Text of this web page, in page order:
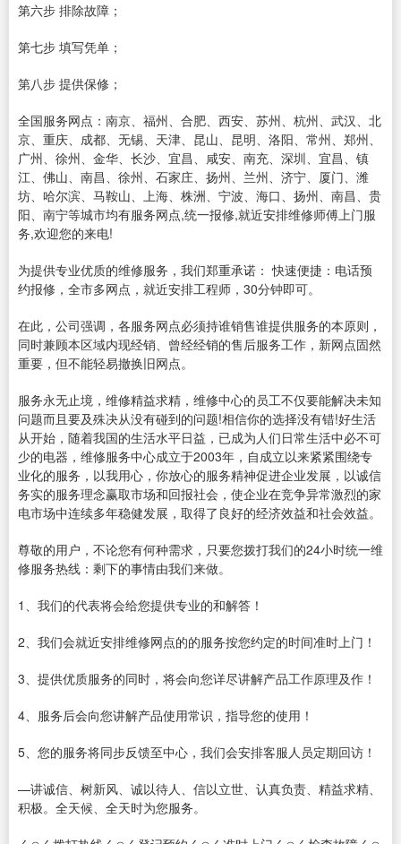
第六步 排除故障；
第七步 填写凭单；
第八步 提供保修；
全国服务网点：南京、福州、合肥、西安、苏州、杭州、武汉、北
京、重庆、成都、无锡、天津、昆山、昆明、洛阳、常州、郑州、
广州、徐州、金华、长沙、宜昌、咸安、南充、深圳、宜昌、镇
江、佛山、南昌、徐州、石家庄、扬州、兰州、济宁、厦门、潍
坊、哈尔滨、马鞍山、上海、株洲、宁波、海口、扬州、南昌、贵
阳、南宁等城市均有服务网点,统一报修,就近安排维修师傅上门服
务,欢迎您的来电!
为提供专业优质的维修服务，我们郑重承诺： 快速便捷：电话预
约报修，全市多网点，就近安排工程师，30分钟即可。
在此，公司强调，各服务网点必须持谁销售谁提供服务的本原则，
同时兼顾本区域内现经销、曾经经销的售后服务工作，新网点固然
重要，但不能轻易撤换旧网点。
服务永无止境，维修精益求精，维修中心的员工不仅要能解决未知
问题而且要及殊决从没有碰到的问题!相信你的选择没有错!好生活
从开始，随着我国的生活水平日益，已成为人们日常生活中必不可
少的电器，维修服务中心成立于2003年，自成立以来紧紧围绕专
业化的服务，以我用心，你放心的服务精神促进企业发展，以诚信
务实的服务理念赢取市场和回报社会，使企业在竞争异常激烈的家
电市场中连续多年稳健发展，取得了良好的经济效益和社会效益。
尊敬的用户，不论您有何种需求，只要您拨打我们的24小时统一维
修服务热线：剩下的事情由我们来做。
1、我们的代表将会给您提供专业的和解答！
2、我们会就近安排维修网点的的服务按您约定的时间准时上门！
3、提供优质服务的同时，将会向您详尽讲解产品工作原理及作！
4、服务后会向您讲解产品使用常识，指导您的使用！
5、您的服务将同步反馈至中心，我们会安排客服人员定期回访！
—讲诚信、树新风、诚以待人、信以立世、认真负责、精益求精、
积极。全天候、全天时为您服务。